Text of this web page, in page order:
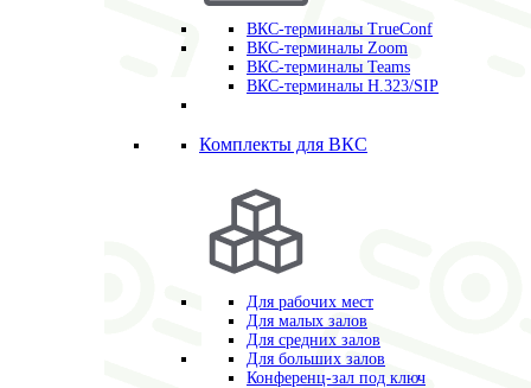
ВКС-терминалы TrueConf
ВКС-терминалы Zoom
ВКС-терминалы Teams
ВКС-терминалы H.323/SIP
Комплекты для ВКС
Для рабочих мест
Для малых залов
Для средних залов
Для больших залов
Конференц-зал под ключ